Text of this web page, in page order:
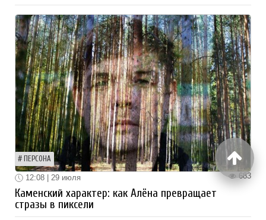
ПЕРСОНА
683
12:08 | 29 июля
Каменский характер: как Алёна превращает
стразы в пиксели